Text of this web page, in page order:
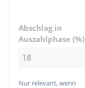
Abschlag in
Auszahlphase (%)
Nur relevant, wenn